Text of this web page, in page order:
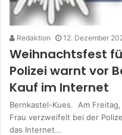
Redaktion 12. Dezember
Weihnachtsfest
Polizei warnt vor
Kauf im Internet
Bernkastel-Kues. Am
Frau verzweifelt bei der
das Internet…